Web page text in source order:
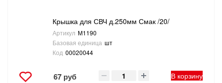
Крышка для СВЧ д.250мм Смак /20/
Артикул М1190
Базовая единица шт
Код 00020044
67 руб В корзину